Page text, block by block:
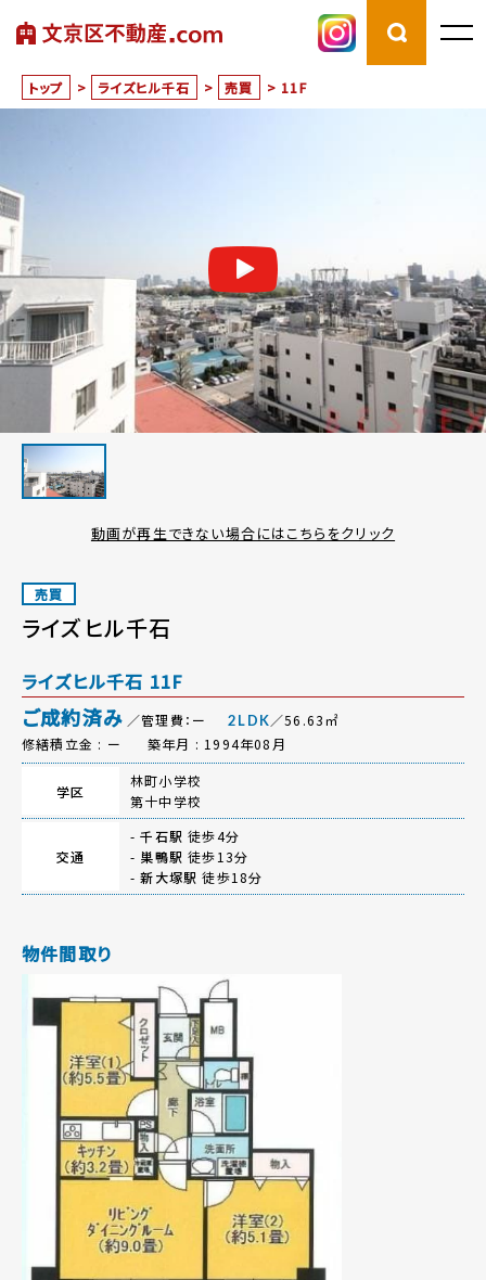
トップ > ライズヒル千石 > 売買 > 11F
動画が再生できない場合にはこちらをクリック
売買
ライズヒル千石
ライズヒル千石 11F
ご成約済み ／管理費：ー 2LDK／56.63㎡
修繕積立金 : ー
築年月 : 1994年08月
学区
林町小学校
第十中学校
交通
-千石駅 徒歩4分
- 巣鴨駅 徒歩13分
-新大塚駅 徒歩18分
物件間取り